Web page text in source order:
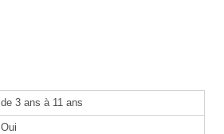
de 3 ans à 11 ans
Oui